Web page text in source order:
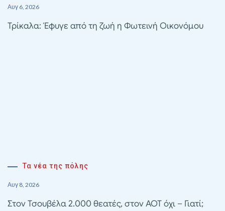
Αυγ 6, 2026
Τρίκαλα: Έφυγε από τη ζωή η Φωτεινή Οικονόμου
Τα νέα της πόλης
Αυγ 8, 2026
Στον Τσουβέλα 2.000 θεατές, στον ΑΟΤ όχι – Γιατί;